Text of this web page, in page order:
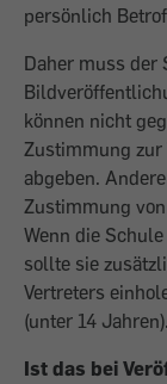
persönlich
Daher muss
können nicht
Zustimmung zur
abgeben.
Zustimmung
Wenn die
sollte sie
Vertreters
(unter 14 Jahren).
Ist das bei